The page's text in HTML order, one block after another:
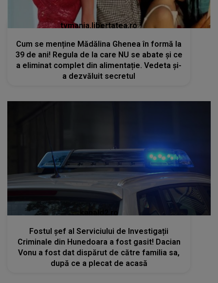
tvmania.libertatea.ro
Cum se menține Mădălina Ghenea în formă la
39 de ani! Regula de la care NU se abate și ce
a eliminat complet din alimentație. Vedeta și-
a dezvăluit secretul
kanald2.ro
Fostul șef al Serviciului de Investigații
Criminale din Hunedoara a fost gasit! Dacian
Vonu a fost dat dispărut de către familia sa,
după ce a plecat de acasă